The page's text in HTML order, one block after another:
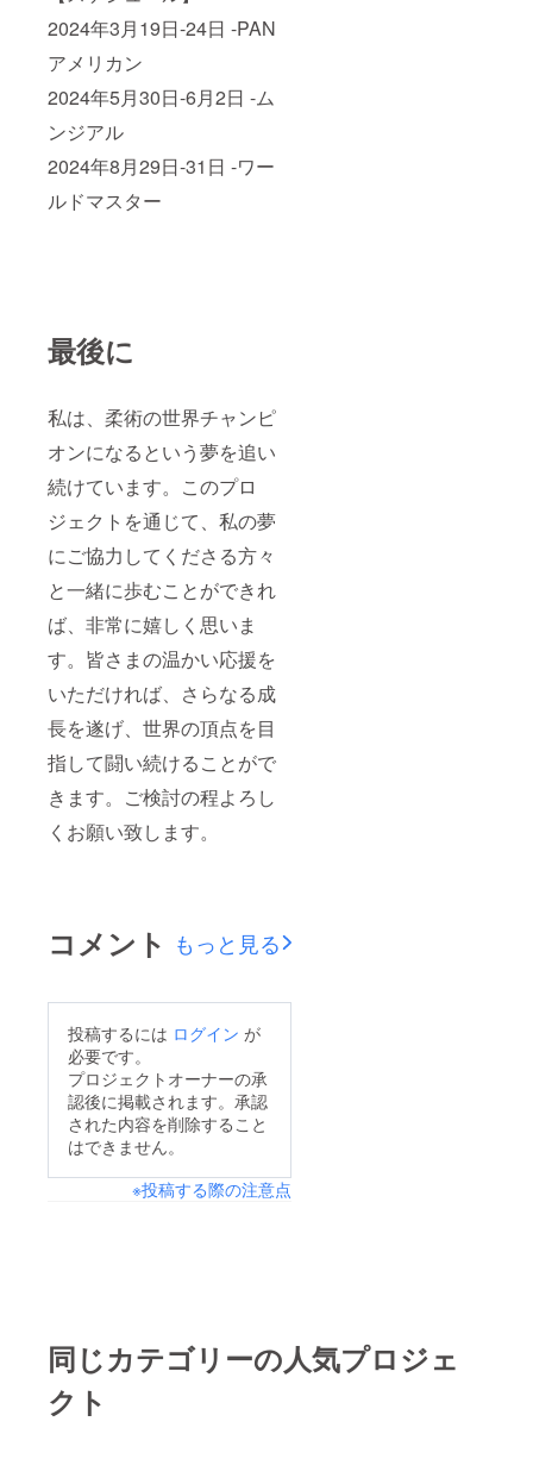
2024年3月19日-24日 -PAN
アメリカン
2024年5月30日-6月2日 -ム
ンジアル
2024年8月29日-31日 -ワー
ルドマスター
最後に
私は、柔術の世界チャンピ
オンになるという夢を追い
続けています。このプロ
ジェクトを通じて、私の夢
にご協力してくださる方々
と一緒に歩むことができれ
ば、非常に嬉しく思いま
す。皆さまの温かい応援を
いただければ、さらなる成
長を遂げ、世界の頂点を目
指して闘い続けることがで
きます。ご検討の程よろし
くお願い致します。
コメント もっと見る
投稿するには ログイン が
必要です。
プロジェクトオーナーの承
認後に掲載されます。承認
された内容を削除すること
はできません。
※投稿する際の注意点
同じカテゴリーの人気プロジェ
クト